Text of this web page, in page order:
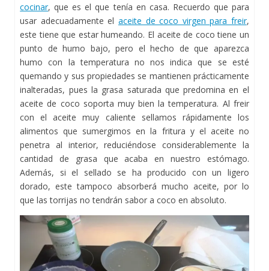
cocinar, que es el que tenía en casa. Recuerdo que para
usar adecuadamente el aceite de coco virgen para freir,
este tiene que estar humeando. El aceite de coco tiene un
punto de humo bajo, pero el hecho de que aparezca
humo con la temperatura no nos indica que se esté
quemando y sus propiedades se mantienen prácticamente
inalteradas, pues la grasa saturada que predomina en el
aceite de coco soporta muy bien la temperatura. Al freir
con el aceite muy caliente sellamos rápidamente los
alimentos que sumergimos en la fritura y el aceite no
penetra al interior, reduciéndose considerablemente la
cantidad de grasa que acaba en nuestro estómago.
Además, si el sellado se ha producido con un ligero
dorado, este tampoco absorberá mucho aceite, por lo
que las torrijas no tendrán sabor a coco en absoluto.